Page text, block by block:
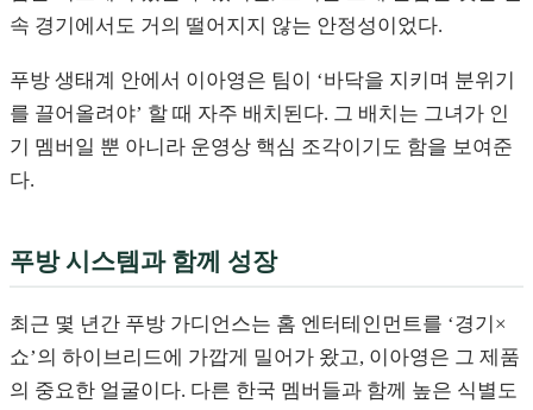
속 경기에서도 거의 떨어지지 않는 안정성이었다.
푸방 생태계 안에서 이아영은 팀이 ‘바닥을 지키며 분위기
를 끌어올려야’ 할 때 자주 배치된다. 그 배치는 그녀가 인
기 멤버일 뿐 아니라 운영상 핵심 조각이기도 함을 보여준
다.
푸방 시스템과 함께 성장
최근 몇 년간 푸방 가디언스는 홈 엔터테인먼트를 ‘경기×
쇼’의 하이브리드에 가깝게 밀어가 왔고, 이아영은 그 제품
의 중요한 얼굴이다. 다른 한국 멤버들과 함께 높은 식별도